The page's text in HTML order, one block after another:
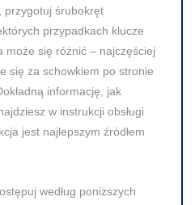
przygotuj śrubokręt
przypadkach klucze
może się różnić – najczęściej
się za schowkiem po stronie
informację, jak
w instrukcji obsługi
jest najlepszym źródłem
według poniższych